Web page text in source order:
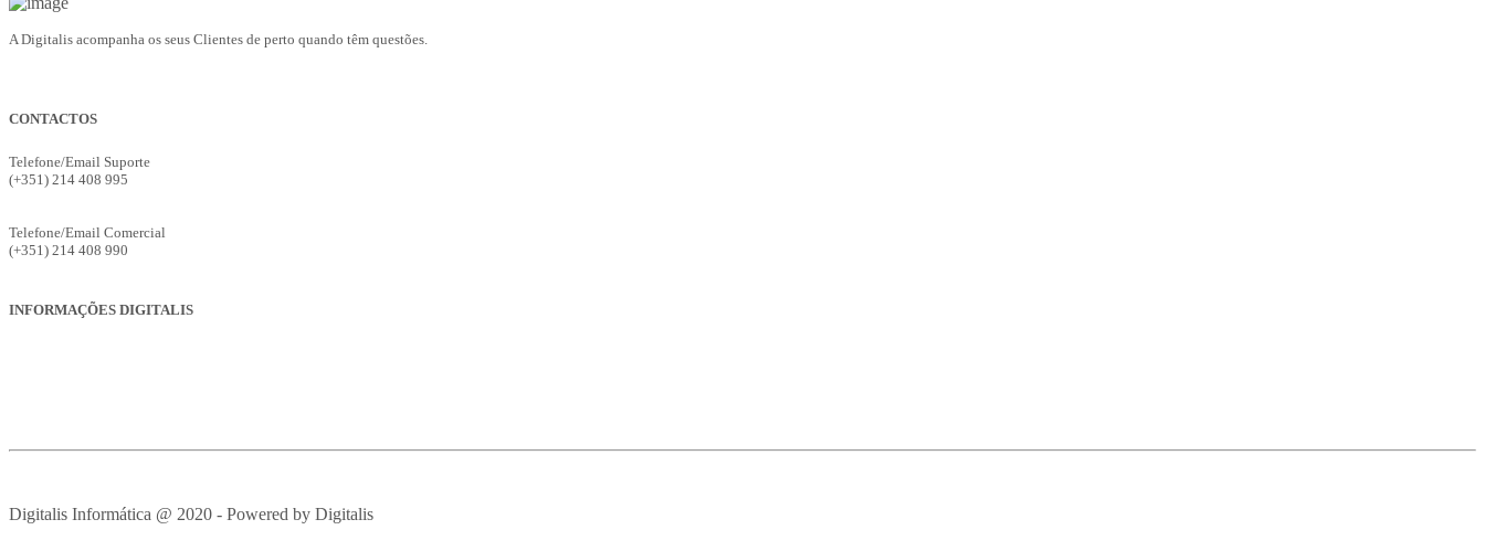
A Digitalis acompanha os seus Clientes de perto quando têm questões.
CONTACTOS
Telefone/Email Suporte
(+351) 214 408 995
Telefone/Email Comercial
(+351) 214 408 990
INFORMAÇÕES DIGITALIS
Digitalis Informática @ 2020 - Powered by Digitalis